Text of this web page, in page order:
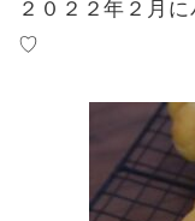
２０２２年２月
♡